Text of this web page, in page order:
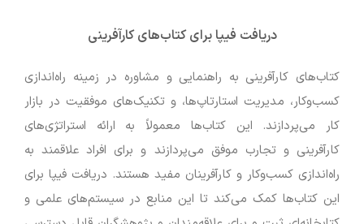
دریافت فیپا برای کتاب‌های کارآفرینی
کتاب‌های کارآفرینی به راهنمایی و مشاوره در زمینه راه‌اندازی
کسب‌وکار، مدیریت استارتاپ‌ها، و تکنیک‌های موفقیت در بازار
کار می‌پردازند. این کتاب‌ها معمولاً به ارائه استراتژی‌های
کارآفرینی و تجارب موفق می‌پردازند و برای افراد علاقمند به
راه‌اندازی کسب‌وکار و کارآفرینان مفید هستند. دریافت فیپا برای
این کتاب‌ها کمک می‌کند تا این منابع در سیستم‌های علمی و